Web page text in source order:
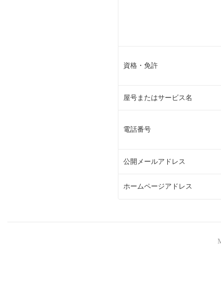
資格・免許
屋号またはサービス名
電話番号
公開メールアドレス
ホームページアドレス